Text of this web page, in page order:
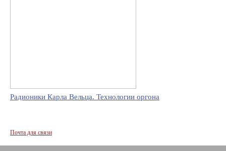
Радионики Карла Вельца. Технологии оргона
Почта для связи